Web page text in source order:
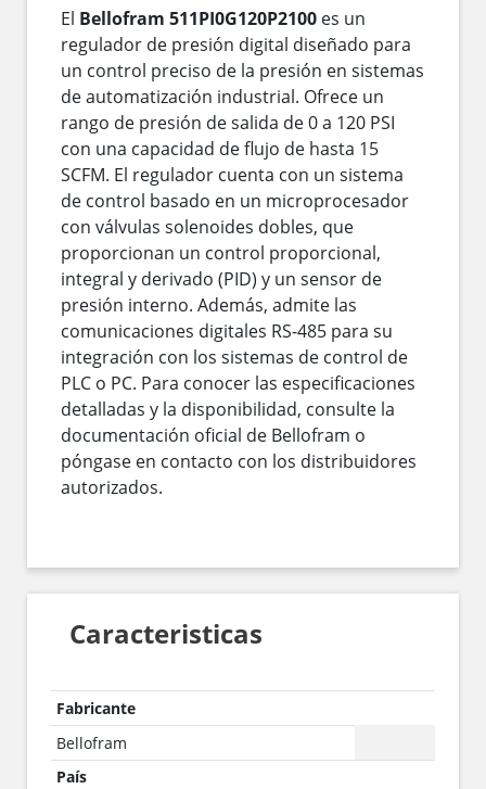
El Bellofram 511PI0G120P2100 es un
regulador de presión digital diseñado para
un control preciso de la presión en sistemas
de automatización industrial. Ofrece un
rango de presión de salida de 0 a 120 PSI
con una capacidad de flujo de hasta 15
SCFM. El regulador cuenta con un sistema
de control basado en un microprocesador
con válvulas solenoides dobles, que
proporcionan un control proporcional,
integral y derivado (PID) y un sensor de
presión interno. Además, admite las
comunicaciones digitales RS-485 para su
integración con los sistemas de control de
PLC o PC. Para conocer las especificaciones
detalladas y la disponibilidad, consulte la
documentación oficial de Bellofram o
póngase en contacto con los distribuidores
autorizados.
Caracteristicas
Fabricante
Bellofram
País